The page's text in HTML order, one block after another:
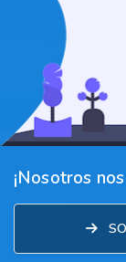
¡Nosotros